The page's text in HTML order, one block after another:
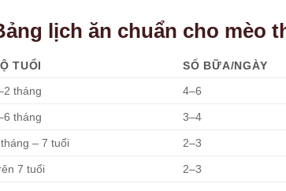
lịch ăn chuẩn cho mèo
TUỔI SỐ BỮA/NGÀY
tháng
4–6
tháng 3–4
– 7 tuổi 2–3
7 tuổi 2–3